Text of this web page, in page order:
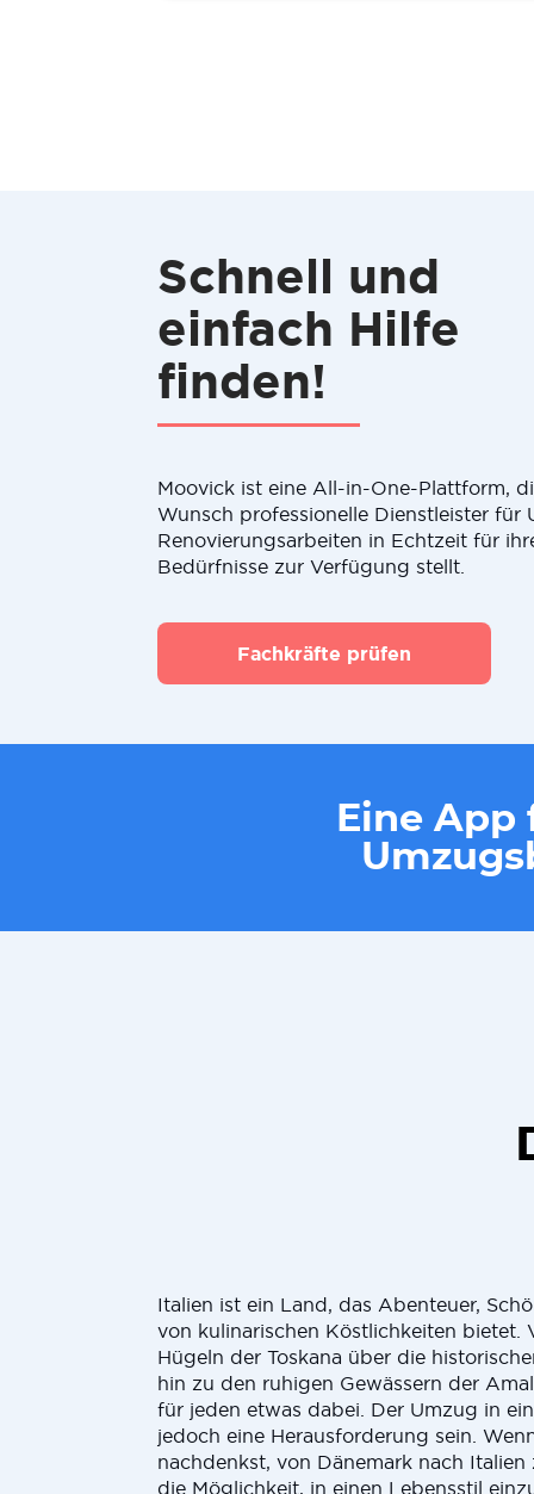
Schnell und
einfach Hilfe
finden!
Moovick ist eine All-in-One-Plattform,
Wunsch professionelle Dienstleister für
Renovierungsarbeiten in Echtzeit für
Bedürfnisse zur Verfügung stellt.
Fachkräfte prüfen
Eine
Italien ist ein Land, das Abenteuer,
von kulinarischen Köstlichkeiten bietet.
Hügeln der Toskana über die
hin zu den ruhigen Gewässern der
für jeden etwas dabei. Der Umzug in
jedoch eine Herausforderung sein.
nachdenkst, von Dänemark nach Italien
die Möglichkeit, in einen Lebensstil